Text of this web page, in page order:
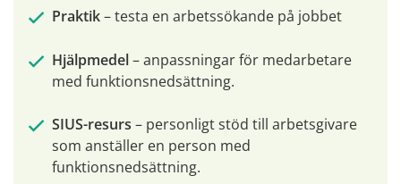
Praktik – testa en arbetssökande på jobbet
Hjälpmedel – anpassningar för medarbetare
med funktionsnedsättning.
SIUS-resurs – personligt stöd till arbetsgivare
som anställer en person med
funktionsnedsättning.